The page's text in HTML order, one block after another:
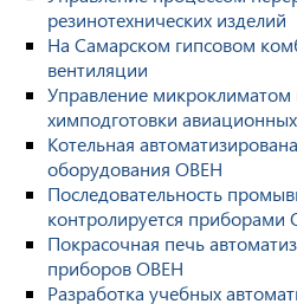
резинотехнических изделий
На Самарском гипсовом
вентиляции
Управление микроклиматом
химподготовки
Котельная
оборудования ОВЕН
Последовательность
контролируется приборами
Покрасочная печь
приборов ОВЕН
Разработка учебных